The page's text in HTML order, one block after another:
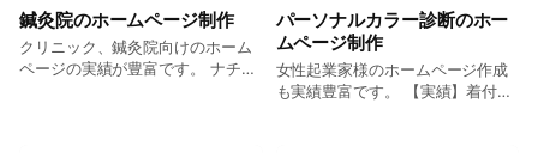
鍼灸院のホームページ制作
クリニック、鍼灸院向けのホーム
ページの実績が豊富です。 ナチュ
パーソナルカラー診断のホー
ムページ制作
女性起業家様のホームページ作成
も実績豊富です。 【実績】着付け